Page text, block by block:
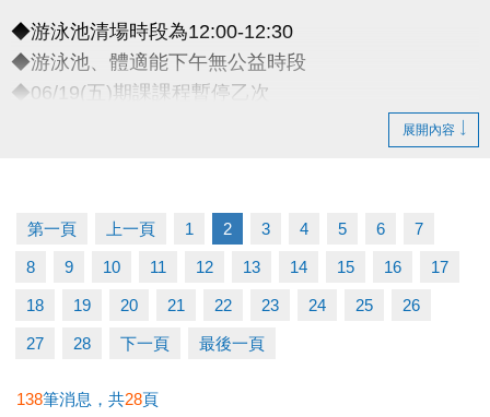
◆游泳池清場時段為12:00-12:30
◆游泳池、體適能下午無公益時段
◆06/19(五)期課課程暫停乙次
-洽詢專線：03-2639066 #115
-官網 :
https://www.lzsports.com.tw/zh_TW/news/pageID/1/
-FB : 桃園市蘆竹國民運動中心
-IG : @luzhusports
展開內容
第一頁 上一頁 1 2 3 4 5 6 7
8 9 10 11 12 13 14 15 16 17
18 19 20 21 22 23 24 25 26
27 28 下一頁 最後一頁
138筆消息，共28頁